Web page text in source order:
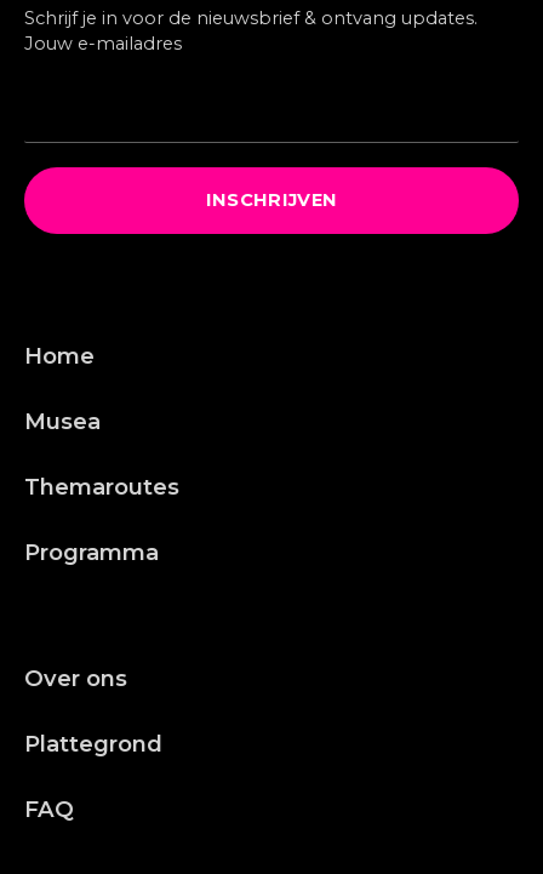
Schrijf je in voor de nieuwsbrief & ontvang updates.
Jouw e-mailadres
INSCHRIJVEN
Home
Musea
Themaroutes
Programma
Over ons
Plattegrond
FAQ